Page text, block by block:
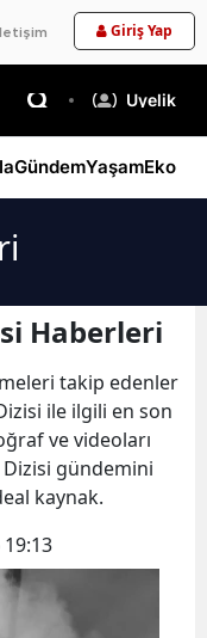
Giriş Yap
Üyelik
GündemYaşam
Haberleri
takip edenler
ile ilgili en son
ve videoları
gündemini
kaynak.